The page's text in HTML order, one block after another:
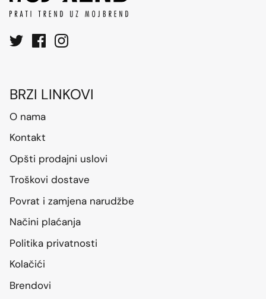
BRZI LINKOVI
O nama
Kontakt
Opšti prodajni uslovi
Troškovi dostave
Povrat i zamjena narudžbe
Načini plaćanja
Politika privatnosti
Kolačići
Brendovi